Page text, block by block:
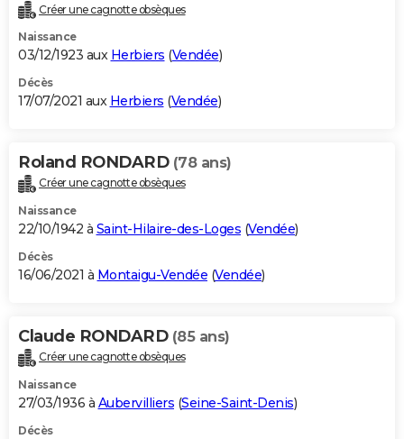
Créer une cagnotte obsèques
Naissance
03/12/1923 aux Herbiers (Vendée)
Décès
17/07/2021 aux Herbiers (Vendée)
Roland RONDARD (78 ans)
Créer une cagnotte obsèques
Naissance
22/10/1942 à Saint-Hilaire-des-Loges (Vendée)
Décès
16/06/2021 à Montaigu-Vendée (Vendée)
Claude RONDARD (85 ans)
Créer une cagnotte obsèques
Naissance
27/03/1936 à Aubervilliers (Seine-Saint-Denis)
Décès